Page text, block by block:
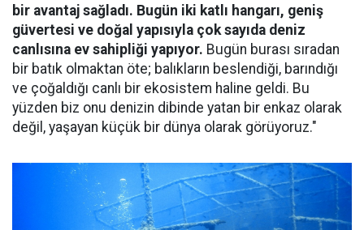
bir avantaj sağladı. Bugün iki katlı hangarı, geniş
güvertesi ve doğal yapısıyla çok sayıda deniz
canlısına ev sahipliği yapıyor. Bugün burası sıradan
bir batık olmaktan öte; balıkların beslendiği, barındığı
ve çoğaldığı canlı bir ekosistem haline geldi. Bu
yüzden biz onu denizin dibinde yatan bir enkaz olarak
değil, yaşayan küçük bir dünya olarak görüyoruz."